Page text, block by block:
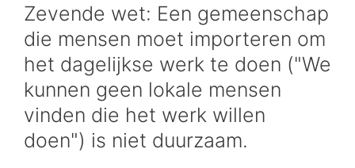
Zevende wet: Een gemeenschap
die mensen moet importeren om
het dagelijkse werk te doen ("We
kunnen geen lokale mensen
vinden die het werk willen
doen") is niet duurzaam.